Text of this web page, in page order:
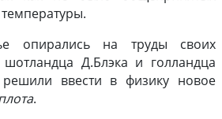
опирались на труды своих
шотландца Д.Блэка и голландца
ввести в физику новое
.